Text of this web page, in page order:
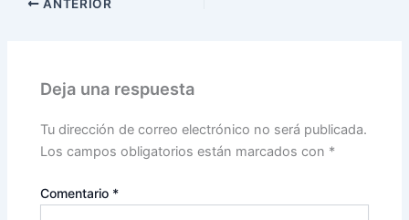
ANTERIOR
Deja una respuesta
Tu dirección de correo electrónico no será publicada.
Los campos obligatorios están marcados con *
Comentario *